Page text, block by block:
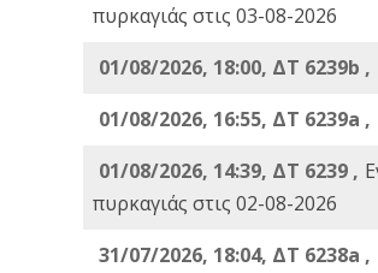
πυρκαγιάς στις 03-08-2026
01/08/2026, 18:00, ΔΤ 6239b ,
01/08/2026, 16:55, ΔΤ 6239a ,
01/08/2026, 14:39, ΔΤ 6239 ,
πυρκαγιάς στις 02-08-2026
31/07/2026, 18:04, ΔΤ 6238a ,